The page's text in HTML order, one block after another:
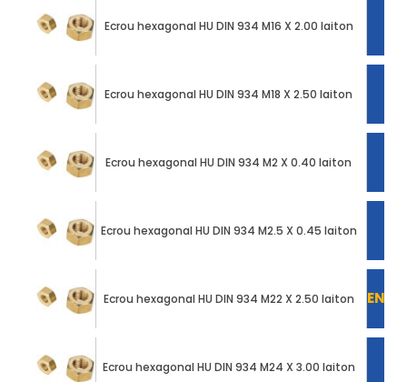
Ecrou hexagonal HU DIN 934 M16 X 2.00 laiton
Ecrou hexagonal HU DIN 934 M18 X 2.50 laiton
Ecrou hexagonal HU DIN 934 M2 X 0.40 laiton
Ecrou hexagonal HU DIN 934 M2.5 X 0.45 laiton
Ecrou hexagonal HU DIN 934 M22 X 2.50 laiton EN
Ecrou hexagonal HU DIN 934 M24 X 3.00 laiton